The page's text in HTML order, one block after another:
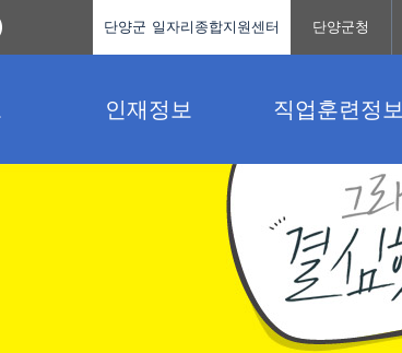
인재정보 직업훈련정보
단양군 일자리종합지원센터 단양군청